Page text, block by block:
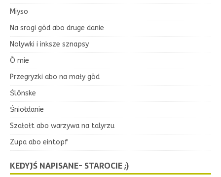
Miyso
Na srogi gōd abo druge danie
Nolywki i inksze sznapsy
Ō mie
Przegryzki abo na mały gōd
Ślōnske
Śniołdanie
Szałołt abo warzywa na talyrzu
Zupa abo eintopf
KEDYJŚ NAPISANE- STAROCIE ;)